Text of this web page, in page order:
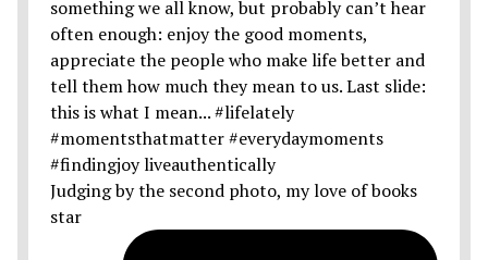
Judging by the second photo, my love of books
star